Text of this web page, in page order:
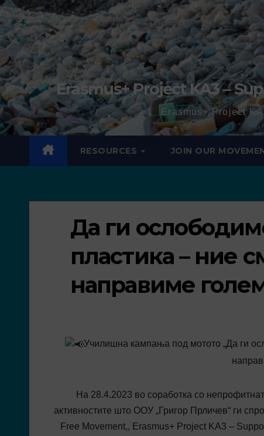
Erasmus+ Project KA3 –
Erasmus+ Project
RESOURCES JOIN OUR
Да ги
пластика – ние
направиме
Училишна кампања под мотото „Да ги
На 28.4.2023 во соработка со
активностите што ООУ „Григор Прличев“ ги
Free Movement,, Erasmus+ Project KA3 –